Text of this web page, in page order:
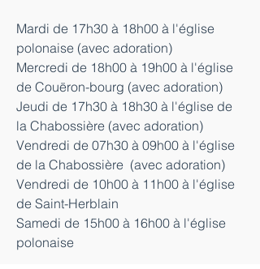
Mardi de 17h30 à 18h00 à l'église
polonaise (avec adoration)
Mercredi de 18h00 à 19h00 à l'église
de Couëron-bourg (avec adoration)
Jeudi de 17h30 à 18h30 à l'église de
la Chabossière (avec adoration)
Vendredi de 07h30 à 09h00 à l'église
de la Chabossière  (avec adoration)
Vendredi de 10h00 à 11h00 à l'église
de Saint-Herblain
Samedi de 15h00 à 16h00 à l'église
polonaise